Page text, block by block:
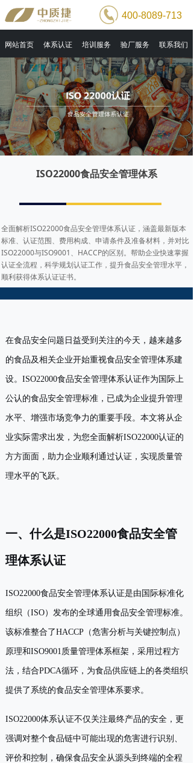
网站首页 体系认证 培训服务 验厂服务 联系我们
400-8089-713
ISO22000食品安全管理体系
全面解析ISO22000食品安全管理体系认证，涵盖最新版本
标准、认证范围、费用构成、申请条件及准备材料，并对比
ISO22000与ISO9001、HACCP的区别。帮助企业快速掌握
认证全流程，科学规划认证工作，提升食品安全管理水平，
顺利获得体系认证证书。
在食品安全问题日益受到关注的今天，越来越多
的食品及相关企业开始重视食品安全管理体系建
设。ISO22000食品安全管理体系认证作为国际上
公认的食品安全管理标准，已成为企业提升管理
水平、增强市场竞争力的重要手段。本文将从企
业实际需求出发，为您全面解析ISO22000认证的
方方面面，助力企业顺利通过认证，实现质量管
理水平的飞跃。
一、什么是ISO22000食品安全管
理体系认证
ISO22000食品安全管理体系认证是由国际标准化
组织（ISO）发布的全球通用食品安全管理标准。
该标准整合了HACCP（危害分析与关键控制点）
原理和ISO9001质量管理体系框架，采用过程方
法，结合PDCA循环，为食品供应链上的各类组织
提供了系统的食品安全管理体系要求。
ISO22000体系认证不仅关注最终产品的安全，更
强调对整个食品链中可能出现的危害进行识别、
评价和控制，确保食品安全从源头到终端的全程